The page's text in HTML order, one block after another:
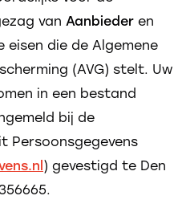
van Aanbieder en
die de Algemene
(AVG) stelt. Uw
in een bestand
bij de
Persoonsgegevens
) gevestigd te Den